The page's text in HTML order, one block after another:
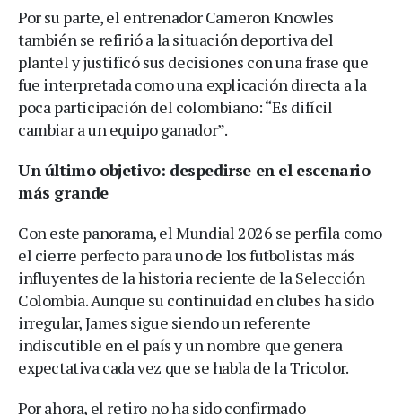
Por su parte, el entrenador Cameron Knowles
también se refirió a la situación deportiva del
plantel y justificó sus decisiones con una frase que
fue interpretada como una explicación directa a la
poca participación del colombiano: “Es difícil
cambiar a un equipo ganador”.
Un último objetivo: despedirse en el escenario
más grande
Con este panorama, el Mundial 2026 se perfila como
el cierre perfecto para uno de los futbolistas más
influyentes de la historia reciente de la Selección
Colombia. Aunque su continuidad en clubes ha sido
irregular, James sigue siendo un referente
indiscutible en el país y un nombre que genera
expectativa cada vez que se habla de la Tricolor.
Por ahora, el retiro no ha sido confirmado